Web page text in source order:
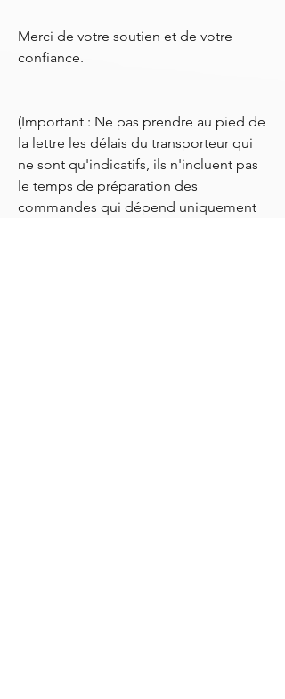
Merci de votre soutien et de votre
confiance.
(Important : Ne pas prendre au pied de
la lettre les délais du transporteur qui
ne sont qu'indicatifs, ils n'incluent pas
le temps de préparation des
commandes qui dépend uniquement